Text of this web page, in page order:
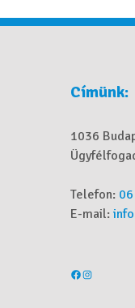
Címünk:
1036
Telefon:
E-mail: